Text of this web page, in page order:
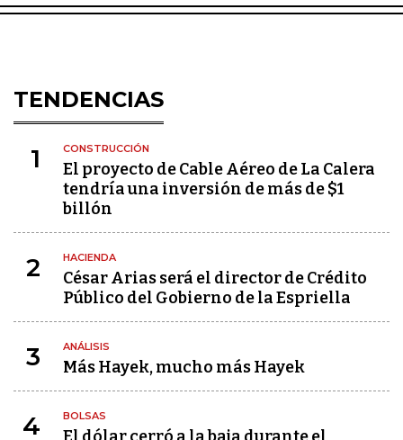
TENDENCIAS
1 CONSTRUCCIÓN
El proyecto de Cable Aéreo de La Calera
tendría una inversión de más de $1
billón
2 HACIENDA
César Arias será el director de Crédito
Público del Gobierno de la Espriella
3 ANÁLISIS
Más Hayek, mucho más Hayek
4 BOLSAS